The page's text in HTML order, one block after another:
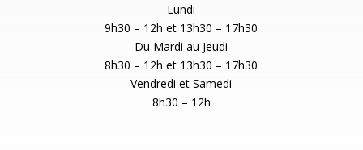
Lundi
9h30 – 12h et 13h30 – 17h30
Du Mardi au Jeudi
8h30 – 12h et 13h30 – 17h30
Vendredi et Samedi
8h30 – 12h